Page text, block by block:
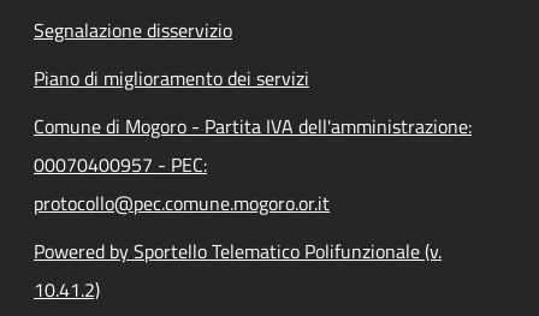
Segnalazione disservizio
Piano di miglioramento dei servizi
Comune di Mogoro - Partita IVA dell'amministrazione:
00070400957 - PEC:
protocollo@pec.comune.mogoro.or.it
Powered by Sportello Telematico Polifunzionale (v.
10.41.2)